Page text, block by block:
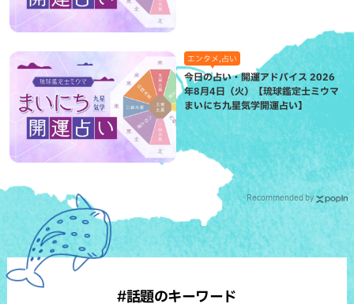
エンタメ,占い
今日の占い・開運アドバイス 2026
年8月4日（火）【琉球鑑定士ミウマ
まいにち九星気学開運占い】
Recommended by
#話題のキーワード